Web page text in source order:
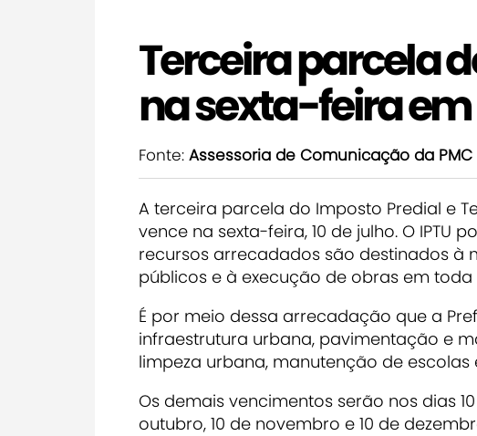
Terceira parcela
na sexta-feira
Fonte: Assessoria de Comunicação da PMC
A terceira parcela do Imposto Predial e
vence na sexta-feira, 10 de julho. O IPTU
recursos arrecadados são destinados
públicos e à execução de obras em
É por meio dessa arrecadação que a
infraestrutura urbana, pavimentação e
limpeza urbana, manutenção de
Os demais vencimentos serão nos dias
outubro, 10 de novembro e 10 de